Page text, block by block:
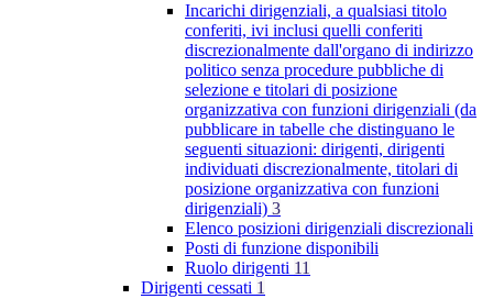
Incarichi dirigenziali, a qualsiasi titolo
conferiti, ivi inclusi quelli conferiti
discrezionalmente dall'organo di indirizzo
politico senza procedure pubbliche di
selezione e titolari di posizione
organizzativa con funzioni dirigenziali (da
pubblicare in tabelle che distinguano le
seguenti situazioni: dirigenti, dirigenti
individuati discrezionalmente, titolari di
posizione organizzativa con funzioni
dirigenziali) 3
Elenco posizioni dirigenziali discrezionali
Posti di funzione disponibili
Ruolo dirigenti 11
Dirigenti cessati 1